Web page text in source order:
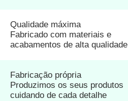
Qualidade máxima
Fabricado com materiais e
acabamentos de alta qualidade
Fabricação própria
Produzimos os seus produtos
cuidando de cada detalhe